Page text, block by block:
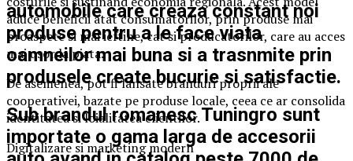
automobile care creaza constant noi
produse pentru a le face viata
oamneilor mai buna si a trasnmite prin
produsele create bucurie si satisfactie.
Sub brandul romanesc Tuningro sunt
importate o gama larga de accesorii
aduce beneficii atat consumatorilor, prin produse mai
proaspete si mai ieftine, cat si producatorilor, care au acces
mai usor la piata.
De asemenea, pot fi lansate branduri proprii ale
cooperativei, bazate pe produse locale, ceea ce ar consolida
identitatea si loialitatea clientilor.
Digitalizare si marketing modern